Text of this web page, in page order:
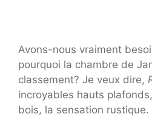
Avons-nous vraiment
pourquoi la chambre de
classement? Je veux dire,
incroyables hauts
bois, la sensation